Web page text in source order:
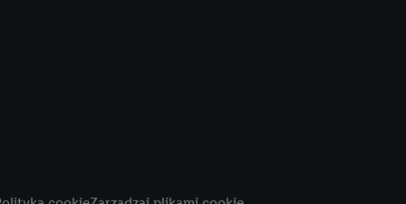
użyciu adresu IP i
usług Lidl. W
Zgodę na
celów marketingu